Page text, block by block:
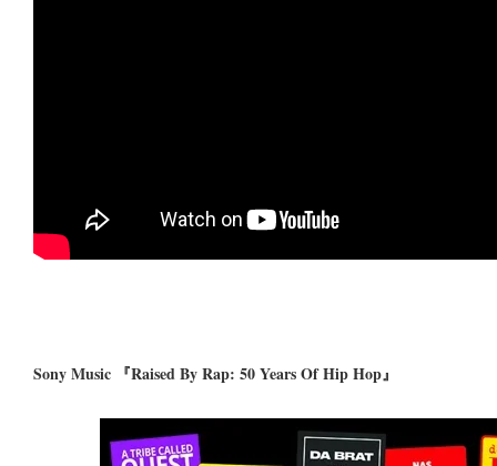
Sony Music 『Raised By Rap: 50 Years Of Hip Hop』